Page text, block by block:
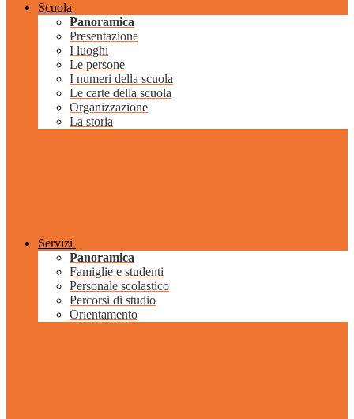
Scuola
Panoramica
Presentazione
I luoghi
Le persone
I numeri della scuola
Le carte della scuola
Organizzazione
La storia
Servizi
Panoramica
Famiglie e studenti
Personale scolastico
Percorsi di studio
Orientamento